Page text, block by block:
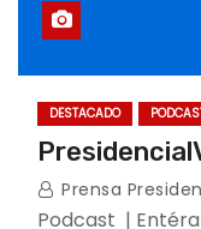
DESTACADO
Prensa
Podcast |